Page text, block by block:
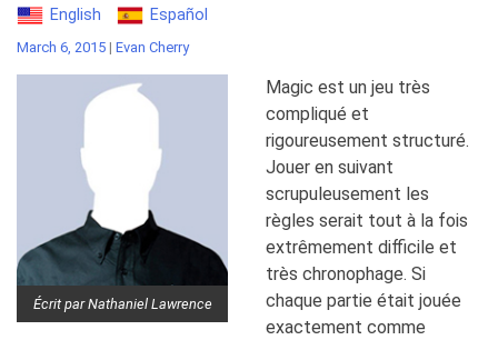
English Español
March 6, 2015 | Evan Cherry
Écrit par Nathaniel Lawrence
Magic est un jeu très
compliqué et
rigoureusement structuré.
Jouer en suivant
scrupuleusement les
règles serait tout à la fois
extrêmement difficile et
très chronophage. Si
chaque partie était jouée
exactement comme